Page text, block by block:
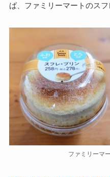
ば、ファミリーマートのスフ
ファミリーマ